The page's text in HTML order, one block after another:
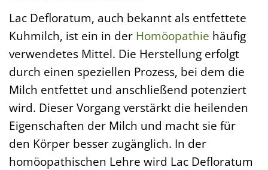
Lac Defloratum, auch bekannt als entfettete
Kuhmilch, ist ein in der Homöopathie häufig
verwendetes Mittel. Die Herstellung erfolgt
durch einen speziellen Prozess, bei dem die
Milch entfettet und anschließend potenziert
wird. Dieser Vorgang verstärkt die heilenden
Eigenschaften der Milch und macht sie für
den Körper besser zugänglich. In der
homöopathischen Lehre wird Lac Defloratum